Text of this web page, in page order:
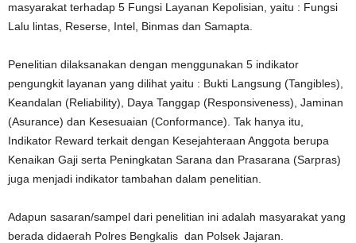
masyarakat terhadap 5 Fungsi Layanan Kepolisian, yaitu : Fungsi
Lalu lintas, Reserse, Intel, Binmas dan Samapta.
Penelitian dilaksanakan dengan menggunakan 5 indikator
pengungkit layanan yang dilihat yaitu : Bukti Langsung (Tangibles),
Keandalan (Reliability), Daya Tanggap (Responsiveness), Jaminan
(Asurance) dan Kesesuaian (Conformance). Tak hanya itu,
Indikator Reward terkait dengan Kesejahteraan Anggota berupa
Kenaikan Gaji serta Peningkatan Sarana dan Prasarana (Sarpras)
juga menjadi indikator tambahan dalam penelitian.
Adapun sasaran/sampel dari penelitian ini adalah masyarakat yang
berada didaerah Polres Bengkalis dan Polsek Jajaran.